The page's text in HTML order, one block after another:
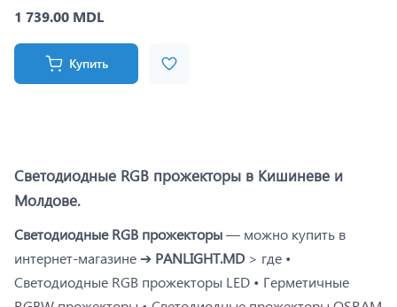
1 739.00 MDL
Купить
Светодиодные RGB прожекторы в Кишиневе и
Молдове.
Светодиодные RGB прожекторы— можно купить в
интернет-магазине ➔ PANLIGHT.MD > где •
Светодиодные RGB прожекторы LED • Герметичные